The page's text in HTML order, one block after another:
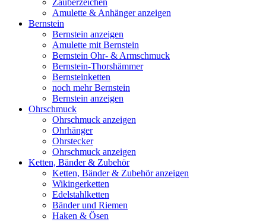
Zauberzeichen
Amulette & Anhänger anzeigen
Bernstein
Bernstein anzeigen
Amulette mit Bernstein
Bernstein Ohr- & Armschmuck
Bernstein-Thorshämmer
Bernsteinketten
noch mehr Bernstein
Bernstein anzeigen
Ohrschmuck
Ohrschmuck anzeigen
Ohrhänger
Ohrstecker
Ohrschmuck anzeigen
Ketten, Bänder & Zubehör
Ketten, Bänder & Zubehör anzeigen
Wikingerketten
Edelstahlketten
Bänder und Riemen
Haken & Ösen